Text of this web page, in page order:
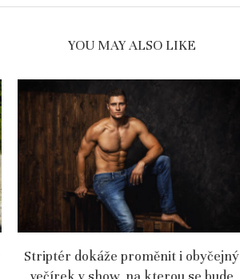
YOU MAY ALSO LIKE
Striptér dokáže proměnit i obyčejný